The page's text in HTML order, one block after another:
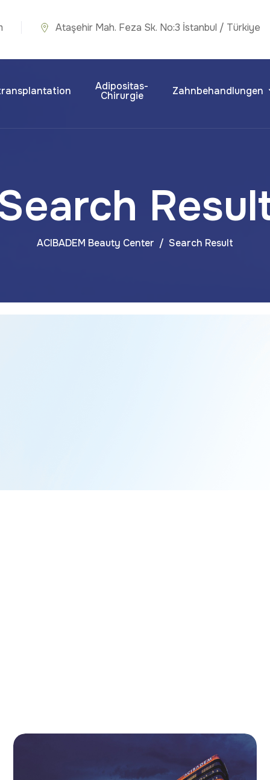
Ataşehir Mah. Feza Sk. No:3 İstanbul / Türkiye
Adipositas-
Chirurgie Zahnbehandlungen
ACIBADEM Beauty Center Search Result